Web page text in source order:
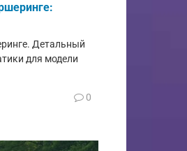
Детальный
для модели
0